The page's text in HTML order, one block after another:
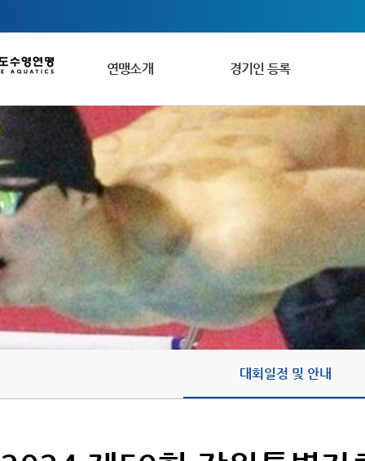
연맹소개 경기인 등록
대회일정 및 안내